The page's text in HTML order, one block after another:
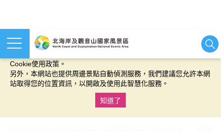
本網站使用cookies等相關技術以持續優化網站服務，並有助於為
Cookie使用政策。
另外，本網站也提供周邊景點自動偵測服務，我們建議您允許本網
站取得您的位置資訊，以開啟及使用此智慧化服務。
知道了